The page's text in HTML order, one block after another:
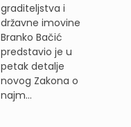
graditeljstva i
državne imovine
Branko Bačić
predstavio je u
petak detalje
novog Zakona o
najm...